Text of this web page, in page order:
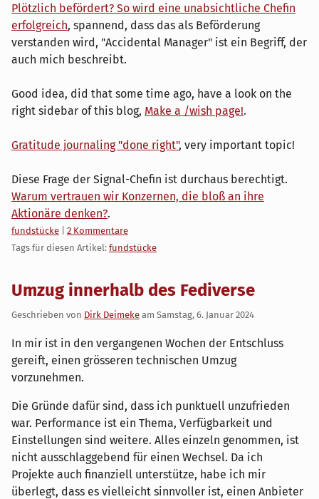
Plötzlich befördert? So wird eine unabsichtliche Chefin
erfolgreich, spannend, dass das als Beförderung
verstanden wird, "Accidental Manager" ist ein Begriff, der
auch mich beschreibt.
Good idea, did that some time ago, have a look on the
right sidebar of this blog, Make a /wish page!.
Gratitude journaling "done right", very important topic!
Diese Frage der Signal-Chefin ist durchaus berechtigt.
Warum vertrauen wir Konzernen, die bloß an ihre
Aktionäre denken?.
Kategorien:
fundstücke
2 Kommentare
Tags für diesen Artikel: fundstücke
Umzug innerhalb des Fediverse
Geschrieben von Dirk Deimeke am Samstag, 6. Januar 2024
In mir ist in den vergangenen Wochen der Entschluss
gereift, einen grösseren technischen Umzug
vorzunehmen.
Die Gründe dafür sind, dass ich punktuell unzufrieden
war. Performance ist ein Thema, Verfügbarkeit und
Einstellungen sind weitere. Alles einzeln genommen, ist
nicht ausschlaggebend für einen Wechsel. Da ich
Projekte auch finanziell unterstütze, habe ich mir
überlegt, dass es vielleicht sinnvoller ist, einen Anbieter